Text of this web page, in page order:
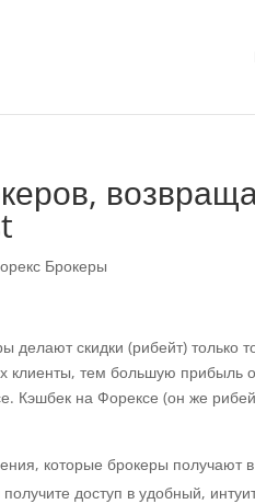
Брокеры
скидки (рибейт) только
клиенты, тем большую прибыль
Кэшбек на Форексе (он же
которые брокеры получают в
доступ в удобный,